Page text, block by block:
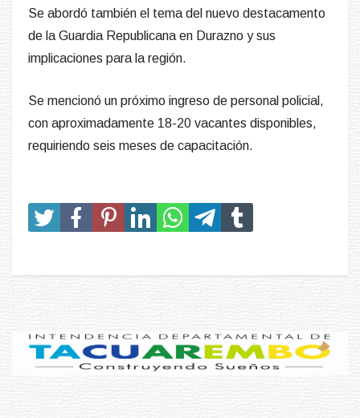
Se abordó también el tema del nuevo destacamento
de la Guardia Republicana en Durazno y sus
implicaciones para la región.
Se mencionó un próximo ingreso de personal policial,
con aproximadamente 18-20 vacantes disponibles,
requiriendo seis meses de capacitación.